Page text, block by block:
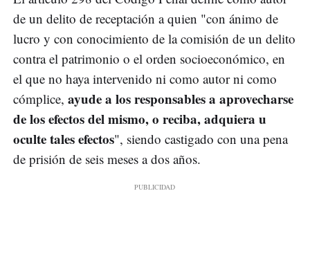
de un delito de receptación a quien "con ánimo de
lucro y con conocimiento de la comisión de un delito
contra el patrimonio o el orden socioeconómico, en
el que no haya intervenido ni como autor ni como
cómplice, ayude a los responsables a aprovecharse
de los efectos del mismo, o reciba, adquiera u
oculte tales efectos", siendo castigado con una pena
de prisión de seis meses a dos años.